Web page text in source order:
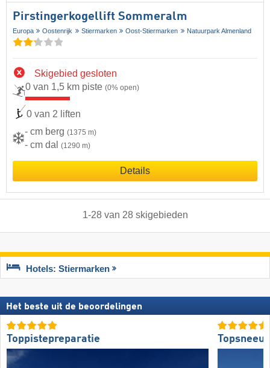
Pirstingerkogellift Sommeralm
Europa Oostenrijk Stiermarken Oost-Stiermarken Natuurpark Almenland
Skigebied gesloten
0 van 1,5 km piste (0% open)
0 van 2 liften
- cm berg (1375 m)
- cm dal (1290 m)
Details
1-28van 28 skigebieden
Hotels: Stiermarken
Het beste uit de beoordelingen
Toppistepreparatie